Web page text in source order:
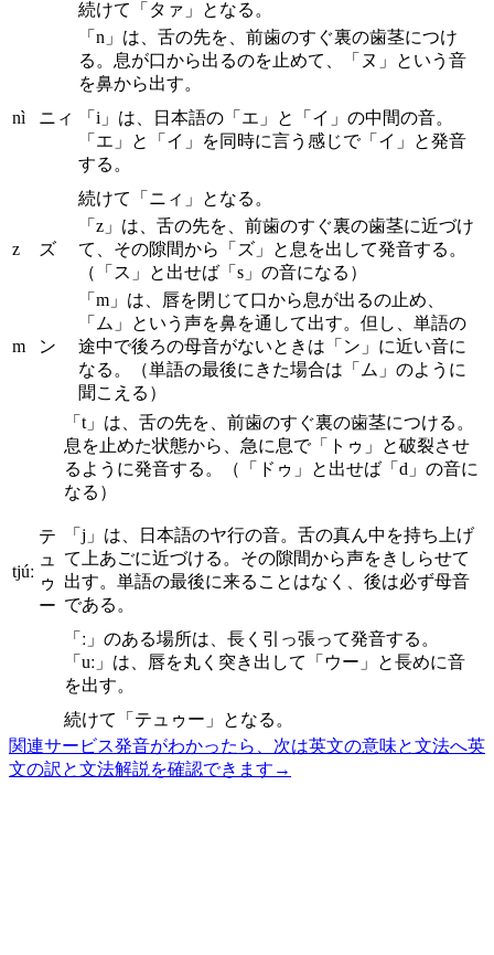
続けて「タァ」となる。
nì ニィ
「n」は、舌の先を、前歯のすぐ裏の歯茎につけ
る。息が口から出るのを止めて、「ヌ」という音
を鼻から出す。
「i」は、日本語の「エ」と「イ」の中間の音。
「エ」と「イ」を同時に言う感じで「イ」と発音
する。
続けて「ニィ」となる。
z ズ
「z」は、舌の先を、前歯のすぐ裏の歯茎に近づけ
て、その隙間から「ズ」と息を出して発音する。
（「ス」と出せば「s」の音になる）
m ン
「m」は、唇を閉じて口から息が出るの止め、
「ム」という声を鼻を通して出す。但し、単語の
途中で後ろの母音がないときは「ン」に近い音に
なる。（単語の最後にきた場合は「ム」のように
聞こえる）
tjúː
テ
ュ
ゥ
ー
「t」は、舌の先を、前歯のすぐ裏の歯茎につける。
息を止めた状態から、急に息で「トゥ」と破裂させ
るように発音する。（「ドゥ」と出せば「d」の音に
なる）
「j」は、日本語のヤ行の音。舌の真ん中を持ち上げ
て上あごに近づける。その隙間から声をきしらせて
出す。単語の最後に来ることはなく、後は必ず母音
である。
「ː」のある場所は、長く引っ張って発音する。
「uː」は、唇を丸く突き出して「ウー」と長めに音
を出す。
続けて「テュゥー」となる。
関連サービス発音がわかったら、次は英文の意味と文法へ英
文の訳と文法解説を確認できます →